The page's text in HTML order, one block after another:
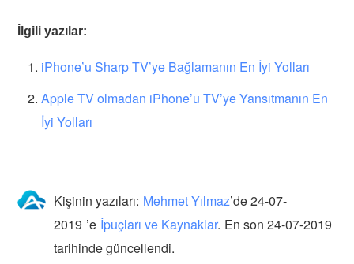
İlgili yazılar:
iPhone’u Sharp TV’ye Bağlamanın En İyi Yolları
Apple TV olmadan iPhone’u TV’ye Yansıtmanın En
İyi Yolları
Kişinin yazıları: Mehmet Yılmaz’de24-07-
2019 ’e İpuçları ve Kaynaklar. En son 24-07-2019
tarihinde güncellendi.